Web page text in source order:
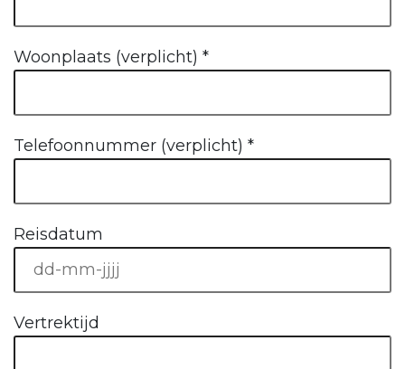
Woonplaats (verplicht) *
Telefoonnummer (verplicht) *
Reisdatum
Vertrektijd